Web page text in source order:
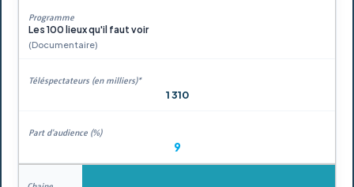
Les 100 lieux qu'il faut voir
(Documentaire)
1 310
9